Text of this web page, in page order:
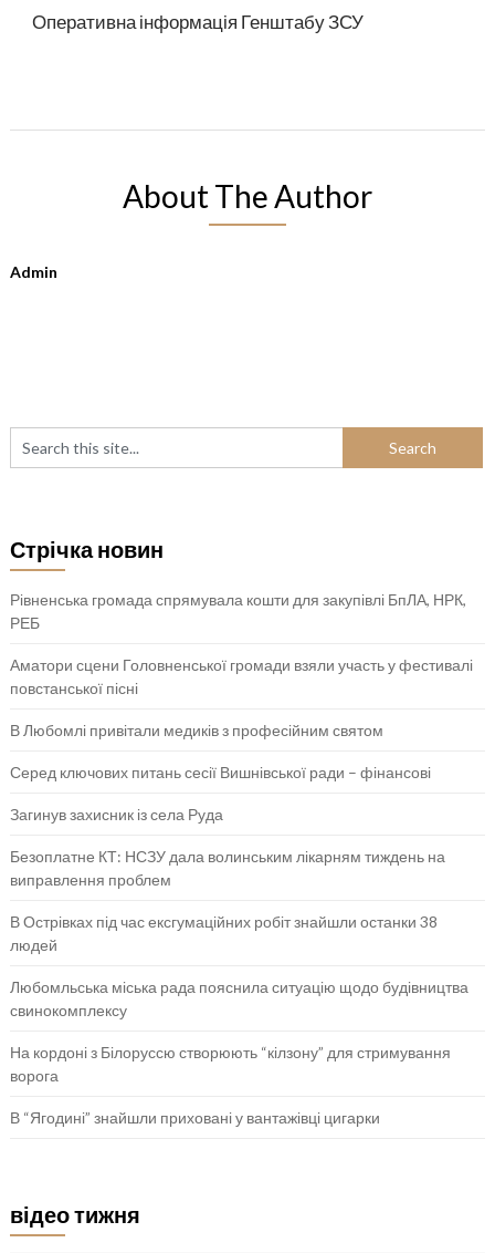
Оперативна інформація Генштабу ЗСУ
About The Author
Admin
Стрічка новин
Рівненська громада спрямувала кошти для закупівлі БпЛА, НРК,
РЕБ
Аматори сцени Головненської громади взяли участь у фестивалі
повстанської пісні
В Любомлі привітали медиків з професійним святом
Серед ключових питань сесії Вишнівської ради – фінансові
Загинув захисник із села Руда
Безоплатне КТ: НСЗУ дала волинським лікарням тиждень на
виправлення проблем
В Острівках під час ексгумаційних робіт знайшли останки 38
людей
Любомльська міська рада пояснила ситуацію щодо будівництва
свинокомплексу
На кордоні з Білоруссю створюють “кілзону” для стримування
ворога
В “Ягодині” знайшли приховані у вантажівці цигарки
відео тижня